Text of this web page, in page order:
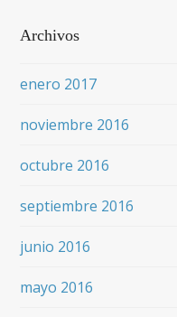
Archivos
enero 2017
noviembre 2016
octubre 2016
septiembre 2016
junio 2016
mayo 2016